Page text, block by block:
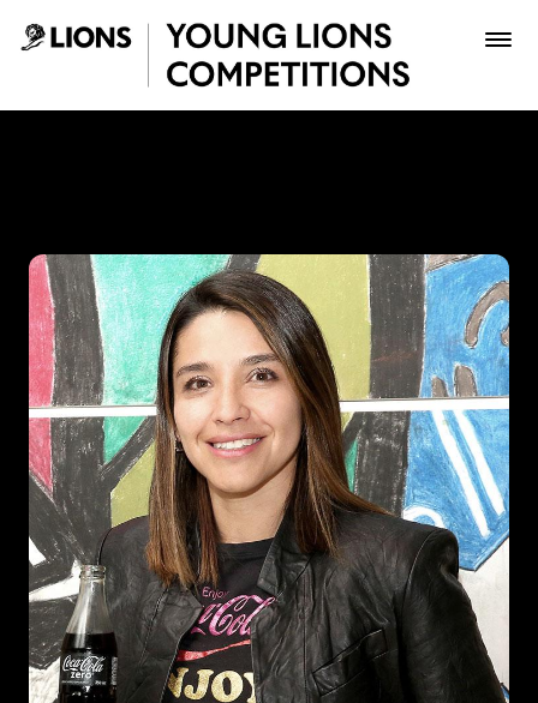
Saltar al contenido principal
Inscribir
Boletería